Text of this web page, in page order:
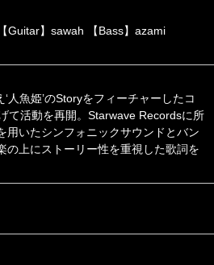
Guitar】sawah 【Bass】azami
人魚姫’のStoryをフィーチャーしたコ
て活動を再開。Starwave Recordsに所
用いたシンフォニックサウンドとバン
の上にストーリー性を重視した歌詞を